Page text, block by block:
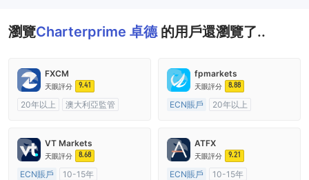
瀏覽Charterprime 卓德的用戶還瀏覽了..
FXCM
天眼評分 9.41
20年以上
澳大利亞監管
fpmarkets
天眼評分 8.88
ECN賬戶
20年以上
主標MT4
VT Markets
天眼評分 8.68
ECN賬戶
10-15年
ATFX
天眼評分 9.21
ECN賬戶
10-15年